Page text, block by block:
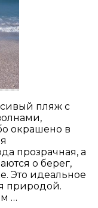
пляж с
окрашено в
прозрачная, а
о берег,
Это идеальное
природой.
…